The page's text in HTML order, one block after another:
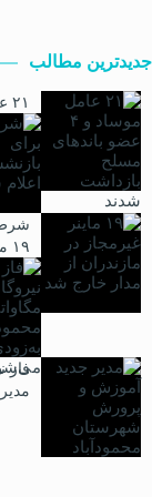
جدیدترین مطالب
۲۱ عامل موساد و ۴ عضو باند‌های مسلح بازداشت شدند
شرط
۱۹ ماینر غیرمجاز در مازندران از مدار خارج شد
فاز نخست